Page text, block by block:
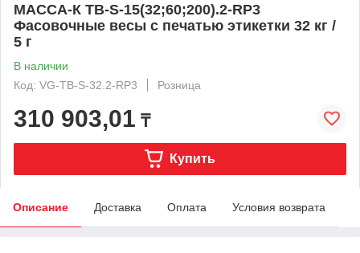
МАССА-К ТВ-S-15(32;60;200).2-RP3
Фасовочные весы с печатью этикетки 32 кг /
5 г
В наличии
Код: VG-TB-S-32.2-RP3
Розница
310 903,01 ₸
Купить
Описание Доставка Оплата Условия возврата